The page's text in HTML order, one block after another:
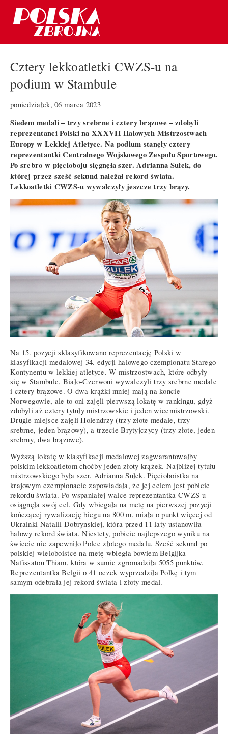
Cztery lekkoatletki CWZS-u na
podium w Stambule
poniedziałek, 06 marca 2023
Siedem medali – trzy srebrne i cztery brązowe – zdobyli
reprezentanci Polski na XXXVII Halowych Mistrzostwach
Europy w Lekkiej Atletyce. Na podium stanęły cztery
reprezentantki Centralnego Wojskowego Zespołu Sportowego.
Po srebro w pięcioboju sięgnęła szer. Adrianna Sułek, do
której przez sześć sekund należał rekord świata.
Lekkoatletki CWZS-u wywalczyły jeszcze trzy brązy.
Na 15. pozycji sklasyfikowano reprezentację Polski w
klasyfikacji medalowej 34. edycji halowego czempionatu Starego
Kontynentu w lekkiej atletyce. W mistrzostwach, które odbyły
się w Stambule, Biało-Czerwoni wywalczyli trzy srebrne medale
i cztery brązowe. O dwa krążki mniej mają na koncie
Norwegowie, ale to oni zajęli pierwszą lokatę w rankingu, gdyż
zdobyli aż cztery tytuły mistrzowskie i jeden wicemistrzowski.
Drugie miejsce zajęli Holendrzy (trzy złote medale, trzy
srebrne, jeden brązowy), a trzecie Brytyjczycy (trzy złote, jeden
srebrny, dwa brązowe).
Wyższą lokatę w klasyfikacji medalowej zagwarantowałby
polskim lekkoatletom choćby jeden złoty krążek. Najbliżej tytułu
mistrzowskiego była szer. Adrianna Sułek. Pięcioboistka na
krajowym czempionacie zapowiadała, że jej celem jest pobicie
rekordu świata. Po wspaniałej walce reprezentantka CWZS-u
osiągnęła swój cel. Gdy wbiegała na metę na pierwszej pozycji
kończącej rywalizację biegu na 800 m, miała o punkt więcej od
Ukrainki Natalii Dobrynskiej, która przed 11 laty ustanowiła
halowy rekord świata. Niestety, pobicie najlepszego wyniku na
świecie nie zapewniło Polce złotego medalu. Sześć sekund po
polskiej wieloboistce na metę wbiegła bowiem Belgijka
Nafissatou Thiam, która w sumie zgromadziła 5055 punktów.
Reprezentantka Belgii o 41 oczek wyprzedziła Polkę i tym
samym odebrała jej rekord świata i złoty medal.